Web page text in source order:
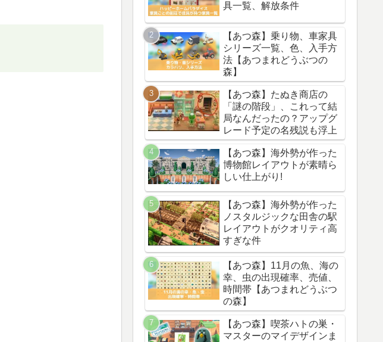
具一覧、解放条件
【あつ森】乗り物、車家具
シリーズ一覧、色、入手方
法【あつまれどうぶつの
森】
【あつ森】たぬき商店の
「謎の階段」、これって結
局なんだったの？アップグ
レード予定の名残説も浮上
【あつ森】海外勢が作った
博物館レイアウトが素晴ら
しい仕上がり!
【あつ森】海外勢が作った
ノスタルジックな田舎の駅
レイアウトがクオリティ高
すぎな件
【あつ森】11月の魚、海の
幸、虫の出現確率、売値、
時間帯【あつまれどうぶつ
の森】
【あつ森】喫茶ハトの巣・
マスターのマイデザインま